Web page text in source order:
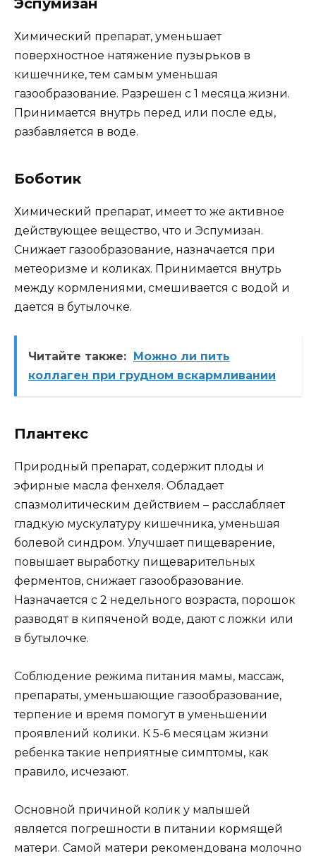
Химический препарат, уменьшает
поверхностное натяжение пузырьков в
кишечнике, тем самым уменьшая
газообразование. Разрешен с 1 месяца жизни.
Принимается внутрь перед или после еды,
разбавляется в воде.
Боботик
Химический препарат, имеет то же активное
действующее вещество, что и Эспумизан.
Снижает газообразование, назначается при
метеоризме и коликах. Принимается внутрь
между кормлениями, смешивается с водой и
дается в бутылочке.
Читайте также: Можно ли пить
коллаген при грудном вскармливании
Плантекс
Природный препарат, содержит плоды и
эфирные масла фенхеля. Обладает
спазмолитическим действием – расслабляет
гладкую мускулатуру кишечника, уменьшая
болевой синдром. Улучшает пищеварение,
повышает выработку пищеварительных
ферментов, снижает газообразование.
Назначается с 2 недельного возраста, порошок
разводят в кипяченой воде, дают с ложки или
в бутылочке.
Соблюдение режима питания мамы, массаж,
препараты, уменьшающие газообразование,
терпение и время помогут в уменьшении
проявлений колики. К 5-6 месяцам жизни
ребенка такие неприятные симптомы, как
правило, исчезают.
Основной причиной колик у малышей
является погрешности в питании кормящей
матери. Самой матери рекомендована молочно